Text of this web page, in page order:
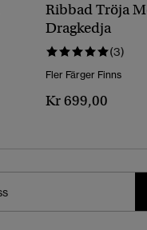
Ribbad Tröja
Dragkedja
(3)
Fler Färger Finns
Kr 699,00